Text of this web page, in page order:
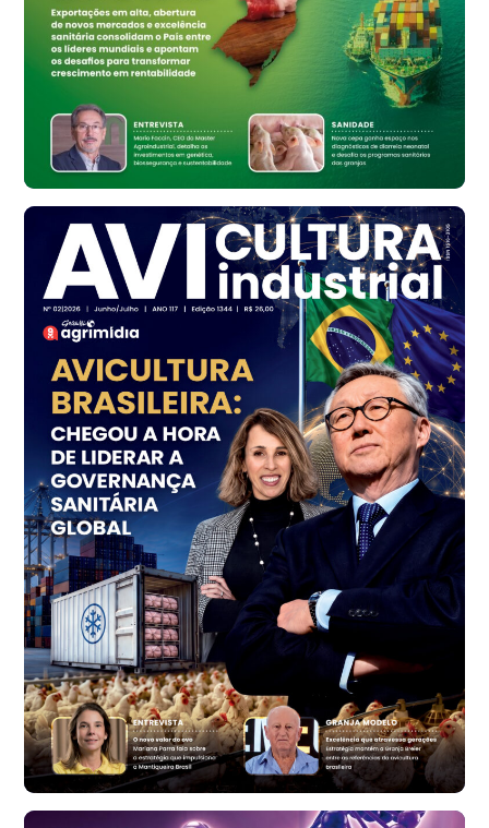
Bastos (SP)
R$ 134,40
cx
Ovo Vermelho - Regional
Bastos (SP)
R$ 147,87
Frango - Indicador
R$ 7,13
kg
Frango - Indicador
R$ 7,15
Trigo Atacado - Regional
PR
R$ 1.414,20
t
Trigo Atacado - Regional
RS
R$ 1.314,40
t
Ovo Vermelho - Regional
Vermelho
R$ 171,15
cx
Ovo Branco - Regional
Santa Maria do Jetibá (ES)